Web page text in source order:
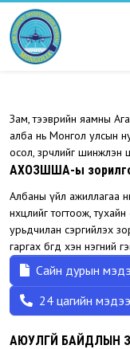
Зам, тээврийн яамны
алба нь Монгол улсын
осол, зөрчлийг шинжлэн
АХОЗШША-ы
Албаны үйл ажиллагаа
нөхцлийг тогтоож,
урьдчилан сэргийлэх
гаргах бөгөөд хэн
Сайн дурын
24 цагийн
АЮУЛГҮЙ БАЙДЛЫН